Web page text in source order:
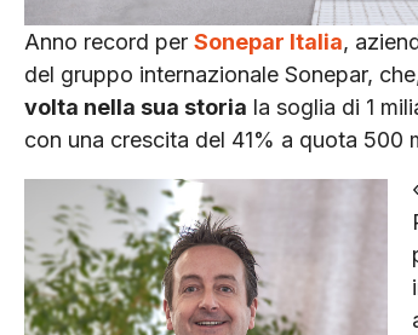
Anno record per Sonepar Italia,
del gruppo internazionale Sonepar,
volta nella sua storia la soglia di 1
con una crescita del 41% a quota 500